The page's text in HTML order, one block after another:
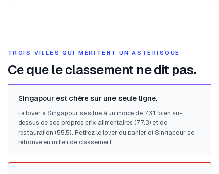
TROIS VILLES QUI MÉRITENT UN ASTÉRISQUE
Ce que le classement ne dit pas.
Singapour est chère sur une seule ligne.
Le loyer à Singapour se situe à un indice de 73.1, bien au-
dessus de ses propres prix alimentaires (77.3) et de
restauration (55.5). Retirez le loyer du panier et Singapour se
retrouve en milieu de classement.